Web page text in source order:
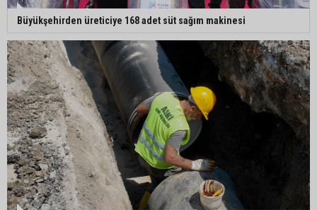
Büyükşehirden üreticiye 168 adet süt sağım makinesi